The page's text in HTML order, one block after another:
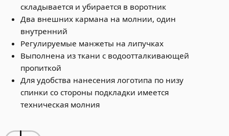
складывается и убирается в воротник
Два внешних кармана на молнии, один
внутренний
Регулируемые манжеты на липучках
Выполнена из ткани с водоотталкивающей
пропиткой
Для удобства нанесения логотипа по низу
спинки со стороны подкладки имеется
техническая молния